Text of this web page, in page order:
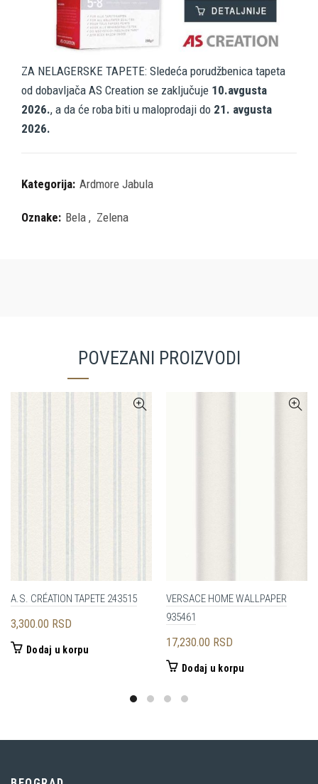
ZA NELAGERSKE TAPETE: Sledeća porudžbenica tapeta
od dobavljača AS Creation se zaključuje 10.avgusta
2026., a da će roba biti u maloprodaji do 21. avgusta
2026.
Kategorija: Ardmore Jabula
Oznake: Bela , Zelena
POVEZANI PROIZVODI
A.S. CRÉATION TAPETE 243515
3,300.00 RSD
Dodaj u korpu
VERSACE HOME WALLPAPER
935461
17,230.00 RSD
Dodaj u korpu